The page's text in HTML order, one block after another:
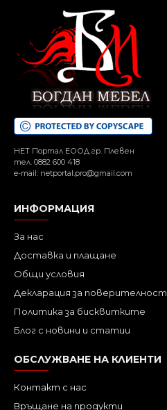
НЕТ Портал ЕООД гр. Плевен
тел. 0882 600 418
e-mail: netportal.pro@gmail.com
ИНФОРМАЦИЯ
За нас
Доставка и плащане
Общи условия
Декларация за поверителност
Политика за бисквитките
Блог с новини и статии
ОБСЛУЖВАНЕ НА КЛИЕНТИ
Контакт с нас
Връщане на продукти